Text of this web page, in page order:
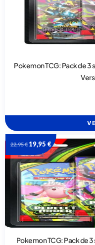
Pokemon TCG: Pack de 3
22,95€ 19,95 €
Pokemon TCG: Pack de